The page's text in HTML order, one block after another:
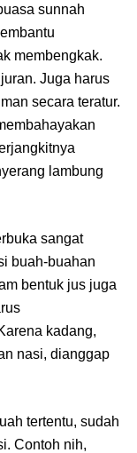
sunnah
membengkak.
Juga harus
secara teratur.
lambung
sangat
buah-buahan
bentuk jus juga
kadang,
nasi, dianggap
tertentu, sudah
Contoh nih,